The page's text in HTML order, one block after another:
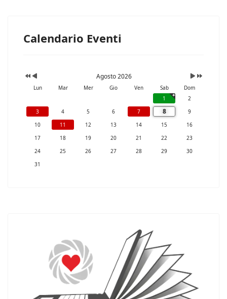
Calendario Eventi
Agosto 2026
Lun Mar Mer Gio Ven Sab
Dom
1
2
3
4 5 6 7 8
9
10
11 12 13 14 15
16
17
18 19 20 21 22
23
24
25 26 27 28 29
30
31